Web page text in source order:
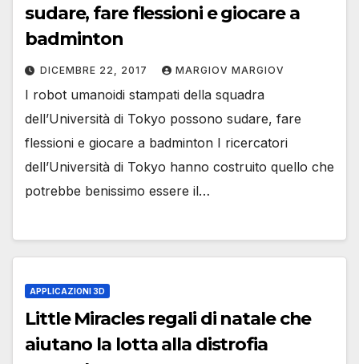
sudare, fare flessioni e giocare a
badminton
DICEMBRE 22, 2017 MARGIOV MARGIOV
I robot umanoidi stampati della squadra
dell’Università di Tokyo possono sudare, fare
flessioni e giocare a badminton I ricercatori
dell’Università di Tokyo hanno costruito quello che
potrebbe benissimo essere il…
APPLICAZIONI 3D
Little Miracles regali di natale che
aiutano la lotta alla distrofia